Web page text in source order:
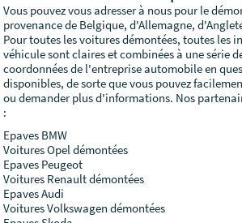
Vous pouvez vous adresser à nous pour le
provenance de Belgique, d'Allemagne,
Pour toutes les voitures démontées, toutes les
véhicule sont claires et combinées à une série
coordonnées de l'entreprise automobile en
disponibles, de sorte que vous pouvez
ou demander plus d'informations. Nos
:
Epaves BMW
Voitures Opel démontées
Epaves Peugeot
Voitures Renault démontées
Epaves Audi
Voitures Volkswagen démontées